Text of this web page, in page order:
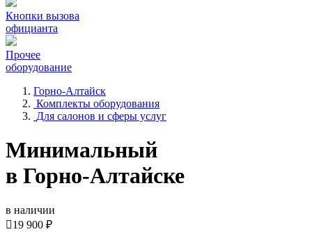
Кнопки вызова
официанта
Прочее
оборудование
Горно-Алтайск
Комплекты оборудования
Для салонов и сферы услуг
Минимальный
в Горно-Алтайске
в наличии
19 900 ₽